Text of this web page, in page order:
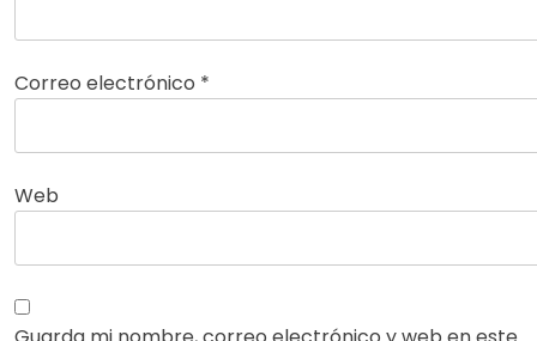
Correo electrónico *
Web